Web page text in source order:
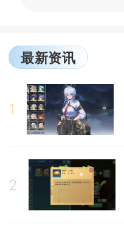
最新资讯
1
2